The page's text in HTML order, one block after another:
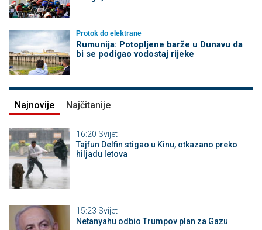
Protok do elektrane
Rumunija: Potopljene barže u Dunavu da
bi se podigao vodostaj rijeke
Najnovije Najčitanije
16:20 Svijet
Tajfun Delfin stigao u Kinu, otkazano preko
hiljadu letova
15:23 Svijet
Netanyahu odbio Trumpov plan za Gazu